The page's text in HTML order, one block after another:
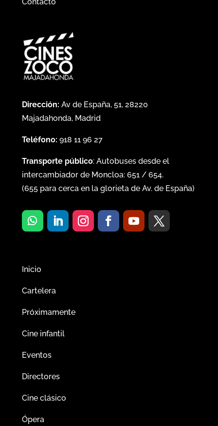
Contacto
Dirección: Av de España, 51, 28220
Majadahonda, Madrid
Teléfono: 918 11 96 27
Transporte público: Autobuses desde el
intercambiador de Moncloa: 651/ 654.
(655para cerca en la glorieta de Av. de España)
Inicio
Cartelera
Próximamente
Cine infantil
Eventos
Directores
Cine clásico
Ópera